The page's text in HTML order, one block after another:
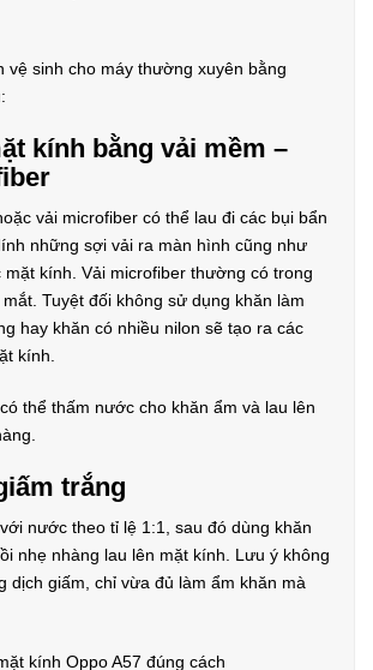
vệ sinh cho máy thường xuyên bằng
kính bằng vải mềm –
vải microfiber có thể lau đi các bụi bẩn
những sợi vải ra màn hình cũng như
mặt kính. Vải microfiber thường có trong
Tuyệt đối không sử dụng khăn làm
hay khăn có nhiều nilon sẽ tạo ra các
kính.
thể thấm nước cho khăn ẩm và lau lên
trắng
nước theo tỉ lệ 1:1, sau đó dùng khăn
nhẹ nhàng lau lên mặt kính. Lưu ý không
dịch giấm, chỉ vừa đủ làm ẩm khăn mà